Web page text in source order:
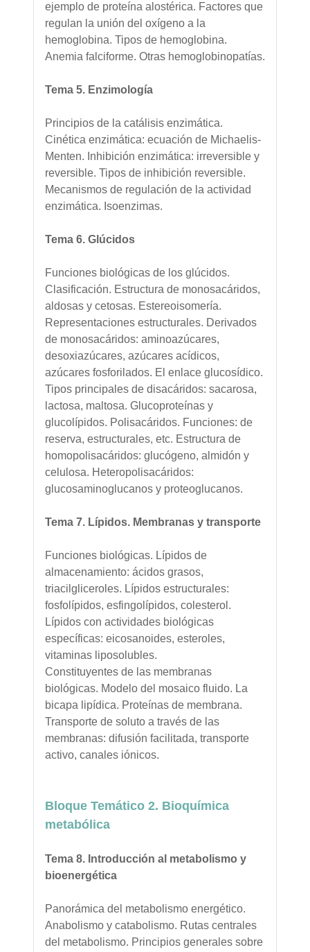
ejemplo de proteína alostérica. Factores que
regulan la unión del oxígeno a la
hemoglobina. Tipos de hemoglobina.
Anemia falciforme. Otras hemoglobinopatías.
Tema 5. Enzimología
Principios de la catálisis enzimática.
Cinética enzimática: ecuación de Michaelis-
Menten. Inhibición enzimática: irreversible y
reversible. Tipos de inhibición reversible.
Mecanismos de regulación de la actividad
enzimática. Isoenzimas.
Tema 6. Glúcidos
Funciones biológicas de los glúcidos.
Clasificación. Estructura de monosacáridos,
aldosas y cetosas. Estereoisomería.
Representaciones estructurales. Derivados
de monosacáridos: aminoazúcares,
desoxiazúcares, azúcares acídicos,
azúcares fosforilados. El enlace glucosídico.
Tipos principales de disacáridos: sacarosa,
lactosa, maltosa. Glucoproteínas y
glucolípidos. Polisacáridos. Funciones: de
reserva, estructurales, etc. Estructura de
homopolisacáridos: glucógeno, almidón y
celulosa. Heteropolisacáridos:
glucosaminoglucanos y proteoglucanos.
Tema 7. Lípidos. Membranas y transporte
Funciones biológicas. Lípidos de
almacenamiento: ácidos grasos,
triacilgliceroles. Lípidos estructurales:
fosfolípidos, esfingolípidos, colesterol.
Lípidos con actividades biológicas
específicas: eicosanoides, esteroles,
vitaminas liposolubles.
Constituyentes de las membranas
biológicas. Modelo del mosaico fluido. La
bicapa lipídica. Proteínas de membrana.
Transporte de soluto a través de las
membranas: difusión facilitada, transporte
activo, canales iónicos.
Bloque Temático 2. Bioquímica
metabólica
Tema 8. Introducción al metabolismo y
bioenergética
Panorámica del metabolismo energético.
Anabolismo y catabolismo. Rutas centrales
del metabolismo. Principios generales sobre